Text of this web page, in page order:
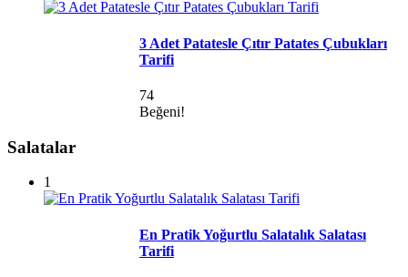
3 Adet Patatesle Çıtır Patates Çubukları
Tarifi
74
Beğeni!
Salatalar
1
En Pratik Yoğurtlu Salatalık Salatası
Tarifi